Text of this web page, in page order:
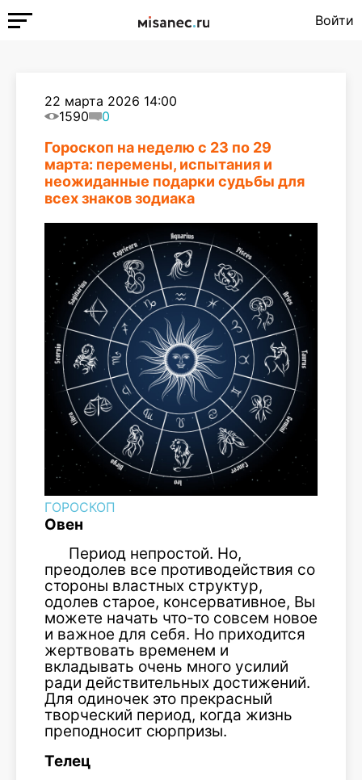
Войти
22 марта 2026 14:00
1590
0
Гороскоп на неделю с 23 по 29
марта: перемены, испытания и
неожиданные подарки судьбы для
всех знаков зодиака
ГОРОСКОП
Овен
Период непростой. Но,
преодолев все противодействия со
стороны властных структур,
одолев старое, консервативное, Вы
можете начать что-то совсем новое
и важное для себя. Но приходится
жертвовать временем и
вкладывать очень много усилий
ради действительных достижений.
Для одиночек это прекрасный
творческий период, когда жизнь
преподносит сюрпризы.
Телец